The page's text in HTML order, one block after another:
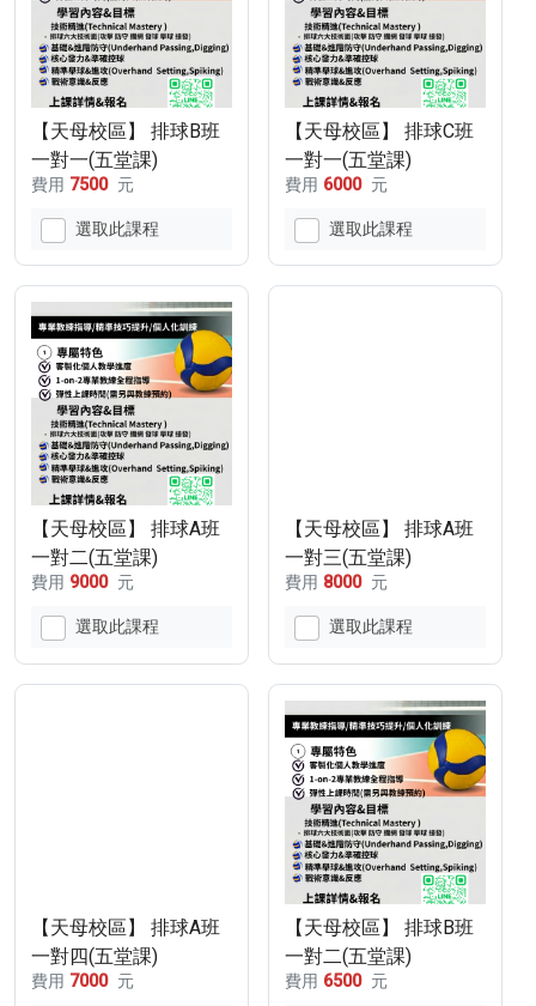
【天母校區】 排球B班
一對一(五堂課)
費用 7500 元
選取此課程
【天母校區】 排球C班
一對一(五堂課)
費用 6000 元
選取此課程
【天母校區】 排球A班
一對二(五堂課)
費用 9000 元
選取此課程
【天母校區】 排球A班
一對三(五堂課)
費用 8000 元
選取此課程
【天母校區】 排球A班
一對四(五堂課)
費用 7000 元
【天母校區】 排球B班
一對二(五堂課)
費用 6500 元